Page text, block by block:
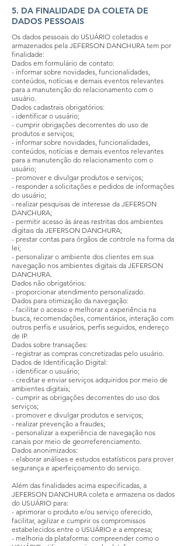
5. DA FINALIDADE DA COLETA DE
DADOS PESSOAIS
Os dados pessoais do USUÁRIO coletados e
armazenados pela JEFERSON DANCHURA tem por
finalidade:
Dados em formulário de contato:
- informar sobre novidades, funcionalidades,
conteúdos, notícias e demais eventos relevantes
para a manutenção do relacionamento com o
usuário.
Dados cadastrais obrigatórios:
- identificar o usuário;
- cumprir obrigações decorrentes do uso de
produtos e serviços;
- informar sobre novidades, funcionalidades,
conteúdos, notícias e demais eventos relevantes
para a manutenção do relacionamento com o
usuário;
- promover e divulgar produtos e serviços;
- responder a solicitações e pedidos de informações
do usuário;
- realizar pesquisas de interesse da JEFERSON
DANCHURA;
- permitir acesso às áreas restritas dos ambientes
digitais da JEFERSON DANCHURA;
- prestar contas para órgãos de controle na forma da
lei;
- personalizar o ambiente dos clientes em sua
navegação nos ambientes digitais da JEFERSON
DANCHURA.
Dados não obrigatórios:
- proporcionar atendimento personalizado.
Dados para otimização da navegação:
- facilitar o acesso e melhorar a experiência na
busca, recomendações, comentários, interação com
outros perfis e usuários, perfis seguidos, endereço
de IP.
Dados sobre transações:
- registrar as compras concretizadas pelo usuário.
Dados de Identificação Digital:
- identificar o usuário;
- creditar e enviar serviços adquiridos por meio de
ambientes digitais;
- cumprir as obrigações decorrentes do uso dos
serviços;
- promover e divulgar produtos e serviços;
- realizar prevenção a fraudes;
- personalizar a experiência de navegação nos
canais por meio de georreferenciamento.
Dados anonimizados:
- elaborar análises e estudos estatísticos para prover
segurança e aperfeiçoamento do serviço.
Além das finalidades acima especificadas, a
JEFERSON DANCHURA coleta e armazena os dados
do USUÁRIO para:
- aprimorar o produto e/ou serviço oferecido,
facilitar, agilizar e cumprir os compromissos
estabelecidos entre o USUÁRIO e a empresa;
- melhoria da plataforma: compreender como o